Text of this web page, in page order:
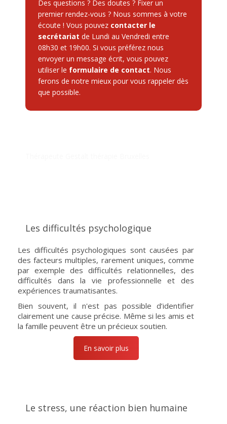
Des questions ? Des doutes ? Fixer un
premier rendez-vous ? Nous sommes à votre
écoute ! Vous pouvez contacter le
secrétariat de Lundi au Vendredi entre
08h30 et 19h00. Si vous préférez nous
envoyer un message écrit, vous pouvez
utiliser le formulaire de contact. Nous
ferons de notre mieux pour vous rappeler dès
que possible.
Les difficultés psychologique
Les difficultés psychologiques sont causées par
des facteurs multiples, rarement uniques, comme
par exemple des difficultés relationnelles, des
difficultés dans la vie professionnelle et des
expériences traumatisantes.
Bien souvent, il n'est pas possible d’identifier
clairement une cause précise. Même si les amis et
la famille peuvent être un précieux soutien.
En savoir plus
Le stress, une réaction bien humaine